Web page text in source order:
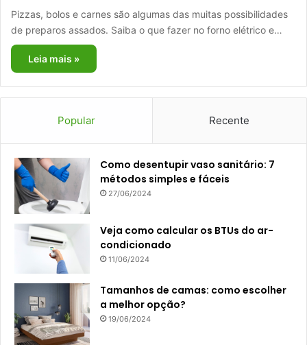
Pizzas, bolos e carnes são algumas das muitas possibilidades
de preparos assados. Saiba o que fazer no forno elétrico e…
Leia mais »
Popular Recente
Como desentupir vaso sanitário: 7
métodos simples e fáceis
27/06/2024
Veja como calcular os BTUs do ar-
condicionado
11/06/2024
Tamanhos de camas: como escolher
a melhor opção?
19/06/2024